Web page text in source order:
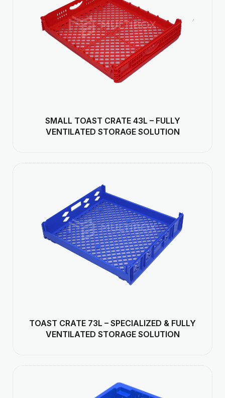
SMALL TOAST CRATE 43L – FULLY
VENTILATED STORAGE SOLUTION
TOAST CRATE 73L – SPECIALIZED & FULLY
VENTILATED STORAGE SOLUTION